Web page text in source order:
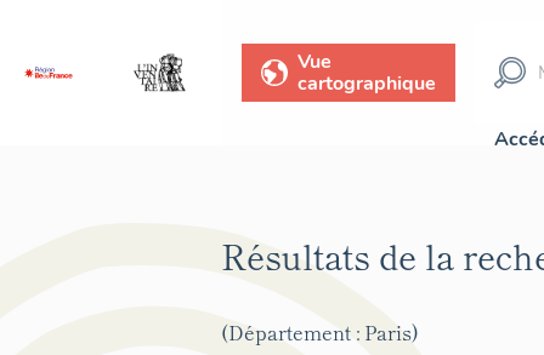
Vue
cartographique
Résultats de la
(Département : Paris)